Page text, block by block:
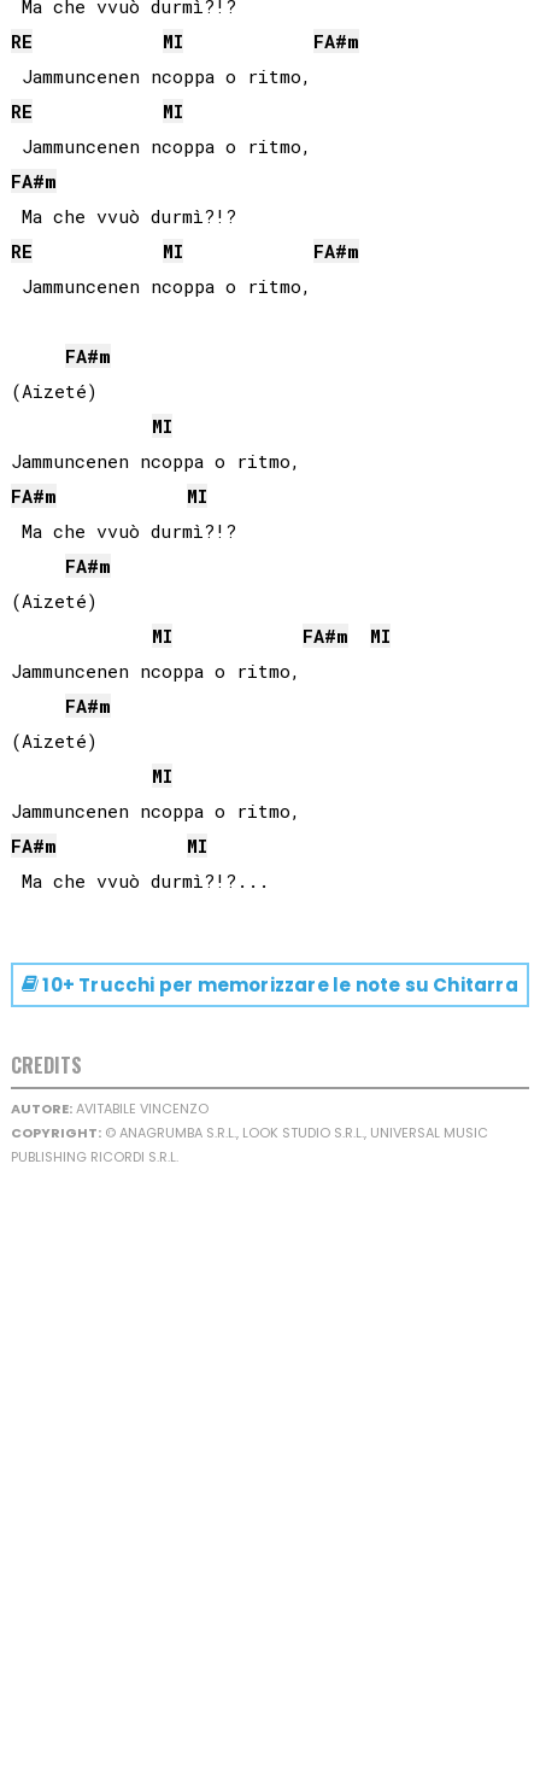
RE
MI FA#m
RE
MI
FA#m
RE
MI FA#m
Jammuncenen ncoppa o ritmo,
FA#m
(Aizeté)
MI
FA#m
MI
Ma che vvuò durmì?!?
FA#m
(Aizeté)
MI
FA#m
MI
Jammuncenen ncoppa o ritmo,
FA#m
(Aizeté)
MI
FA#m
MI
10+ Trucchi per memorizzare le note su Chitarra
CREDITS
AUTORE:AVITABILE VINCENZO
COPYRIGHT:© ANAGRUMBA S.R.L., LOOK STUDIO S.R.L., UNIVERSAL MUSIC
PUBLISHING RICORDI S.R.L.